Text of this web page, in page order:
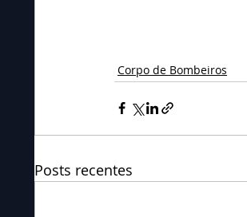
Corpo de Bombeiros
Posts recentes